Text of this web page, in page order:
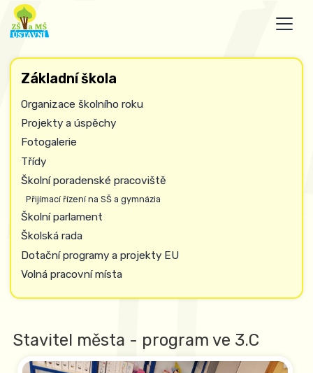
Základní škola
Organizace školního roku
Projekty a úspěchy
Fotogalerie
Třídy
Školní poradenské pracoviště
Přijímací řízení na SŠ a gymnázia
Školní parlament
Školská rada
Dotační programy a projekty EU
Volná pracovní místa
Stavitel města - program ve 3.C